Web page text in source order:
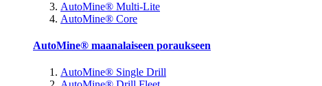
AutoMine® Multi-Lite
AutoMine® Core
AutoMine® maanalaiseen poraukseen
AutoMine® Single Drill